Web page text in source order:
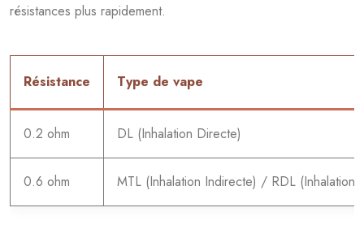
résistances plus rapidement.
Résistance Type de vape
0.2 ohm DL (Inhalation Directe)
0.6 ohm MTL (Inhalation Indirecte) / RDL (Inhalation